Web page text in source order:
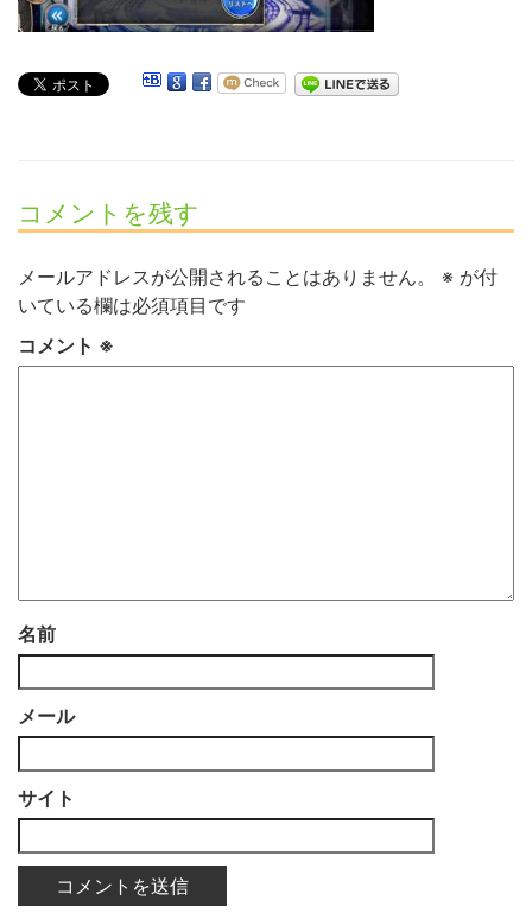
コメントを残す
メールアドレスが公開されることはありません。 ※ が付
いている欄は必須項目です
コメント ※
名前
メール
サイト